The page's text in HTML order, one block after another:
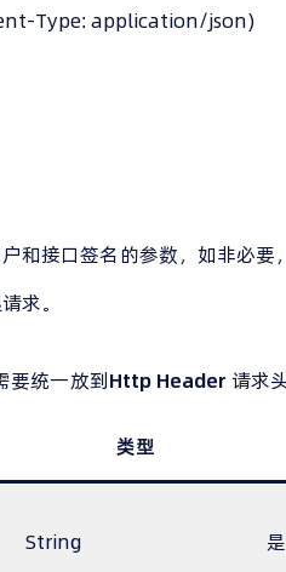
Type: application/json)
和接口签名的参数，如非必
求。
要统一放到Http Header 请求
类型
String 是